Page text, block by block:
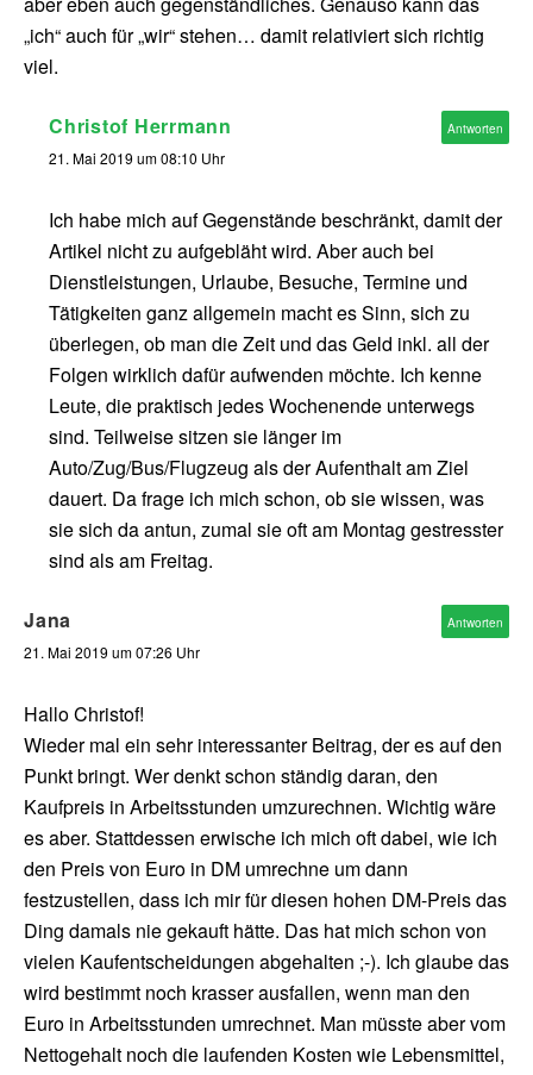
„ich“ auch für „wir“ stehen… damit relativiert sich richtig
viel.
Christof Herrmann
21. Mai 2019 um 08:10 Uhr
Ich habe mich auf Gegenstände beschränkt, damit der
Artikel nicht zu aufgebläht wird. Aber auch bei
Dienstleistungen, Urlaube, Besuche, Termine und
Tätigkeiten ganz allgemein macht es Sinn, sich zu
überlegen, ob man die Zeit und das Geld inkl. all der
Folgen wirklich dafür aufwenden möchte. Ich kenne
Leute, die praktisch jedes Wochenende unterwegs
sind. Teilweise sitzen sie länger im
Auto/Zug/Bus/Flugzeug als der Aufenthalt am Ziel
dauert. Da frage ich mich schon, ob sie wissen, was
sie sich da antun, zumal sie oft am Montag gestresster
sind als am Freitag.
Antworten
Jana
21. Mai 2019 um 07:26 Uhr
Hallo Christof!
Wieder mal ein sehr interessanter Beitrag, der es auf den
Punkt bringt. Wer denkt schon ständig daran, den
Kaufpreis in Arbeitsstunden umzurechnen. Wichtig wäre
es aber. Stattdessen erwische ich mich oft dabei, wie ich
den Preis von Euro in DM umrechne um dann
festzustellen, dass ich mir für diesen hohen DM-Preis das
Ding damals nie gekauft hätte. Das hat mich schon von
vielen Kaufentscheidungen abgehalten ;-). Ich glaube das
wird bestimmt noch krasser ausfallen, wenn man den
Euro in Arbeitsstunden umrechnet. Man müsste aber vom
Nettogehalt noch die laufenden Kosten wie Lebensmittel,
Antworten